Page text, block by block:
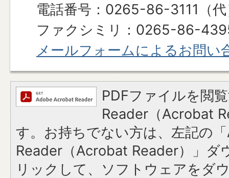
電話番号：0265-86-3111（
ファクシミリ：0265-86-
メールフォームによるお問い
PDFファイルを閲
Reader（Acrobat
す。お持ちでない方は、左記の
Reader（Acrobat Reader）」ダ
リックして、ソフトウェアをダ